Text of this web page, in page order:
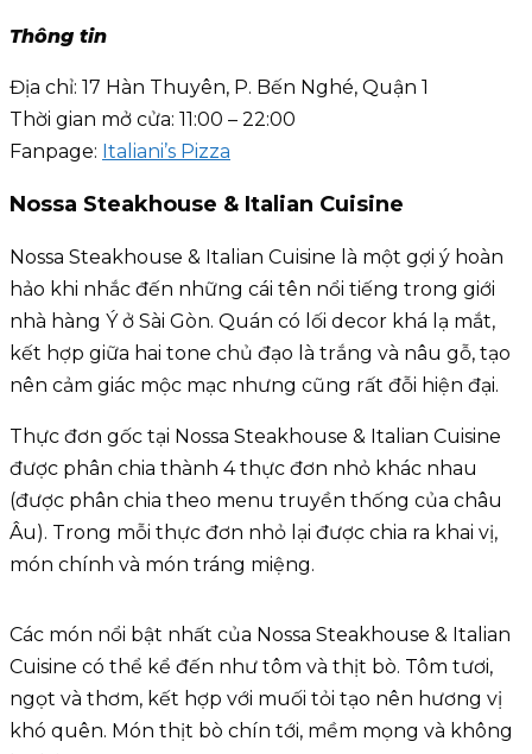
Thông tin
Địa chỉ: 17 Hàn Thuyên, P. Bến Nghé, Quận 1
Thời gian mở cửa: 11:00 – 22:00
Fanpage: Italiani’s Pizza
Nossa Steakhouse & Italian Cuisine
Nossa Steakhouse & Italian Cuisine là một gợi ý hoàn
hảo khi nhắc đến những cái tên nổi tiếng trong giới
nhà hàng Ý ở Sài Gòn. Quán có lối decor khá lạ mắt,
kết hợp giữa hai tone chủ đạo là trắng và nâu gỗ, tạo
nên cảm giác mộc mạc nhưng cũng rất đỗi hiện đại.
Thực đơn gốc tại Nossa Steakhouse & Italian Cuisine
được phân chia thành 4 thực đơn nhỏ khác nhau
(được phân chia theo menu truyền thống của châu
Âu). Trong mỗi thực đơn nhỏ lại được chia ra khai vị,
món chính và món tráng miệng.
Các món nổi bật nhất của Nossa Steakhouse & Italian
Cuisine có thể kể đến như tôm và thịt bò. Tôm tươi,
ngọt và thơm, kết hợp với muối tỏi tạo nên hương vị
khó quên. Món thịt bò chín tới, mềm mọng và không